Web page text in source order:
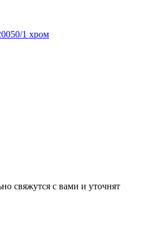
1 хром
свяжутся с вами и уточнят